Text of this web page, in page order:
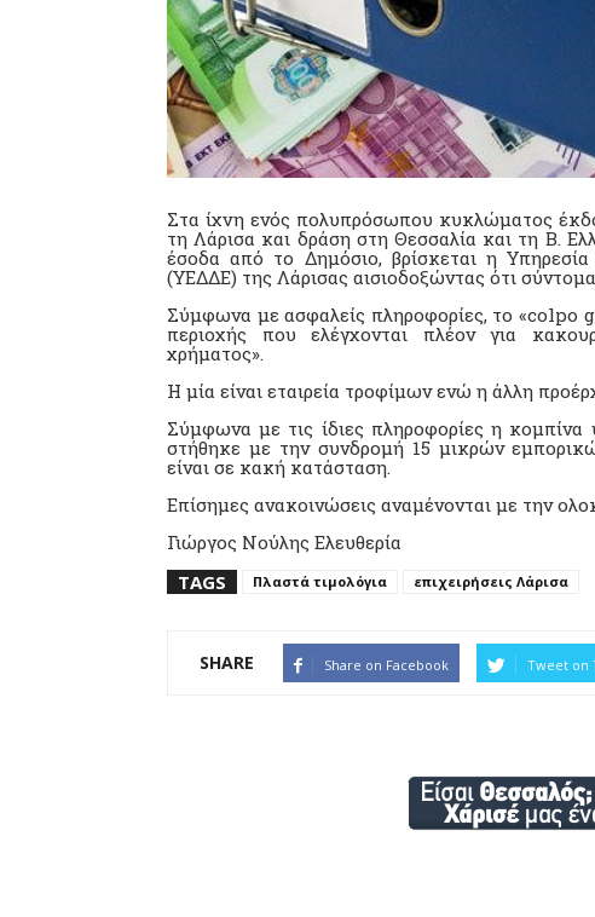
Στα ίχνη ενός πολυπρόσωπου κυκλώματος
τη Λάρισα και δράση στη Θεσσαλία και τη Β.
έσοδα από το Δημόσιο, βρίσκεται η
(ΥΕΔΔΕ) της Λάρισας αισιοδοξώντας ότι
Σύμφωνα με ασφαλείς πληροφορίες, το «colpo
περιοχής που ελέγχονται πλέον για
χρήματος».
Η μία είναι εταιρεία τροφίμων ενώ η άλλη
Σύμφωνα με τις ίδιες πληροφορίες η
στήθηκε με την συνδρομή 15 μικρών
είναι σε κακή κατάσταση.
Επίσημες ανακοινώσεις αναμένονται με την
Γιώργος Νούλης Ελευθερία
TAGS
Πλαστά τιμολόγια επιχειρήσεις Λάρισα
SHARE Share on Facebook Tweet on